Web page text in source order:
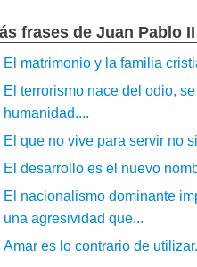
frases de Juan Pablo II
El matrimonio y la familia
El terrorismo nace del odio,
humanidad....
El que no vive para servir no
El desarrollo es el nuevo
El nacionalismo dominante
una agresividad que...
Amar es lo contrario de